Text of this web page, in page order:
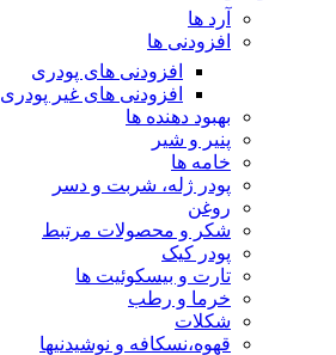
آرد ها
افزودنی ها
افزودنی های پودری
افزودنی های غیر پودری
بهبود دهنده ها
پنیر و شیر
خامه ها
پودر ژله، شربت و دسر
روغن
شکر و محصولات مرتبط
پودر کیک
تارت و بیسکوئیت ها
خرما و رطب
شکلات
قهوه،نسکافه و نوشیدنیها